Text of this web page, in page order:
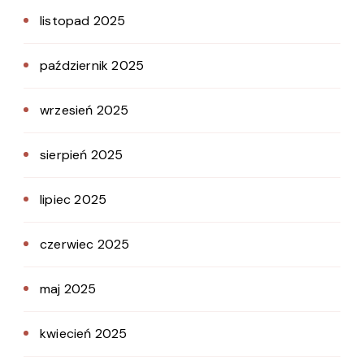
listopad 2025
październik 2025
wrzesień 2025
sierpień 2025
lipiec 2025
czerwiec 2025
maj 2025
kwiecień 2025